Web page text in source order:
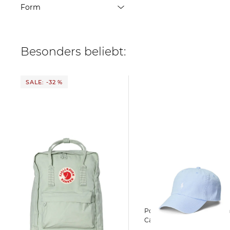
Mützen
Form
ÜBERNEHMEN
Besonders beliebt:
SALE: -32 %
FJÄLLRÄVEN |
Tagesrucksack KANKEN
Polo Ralph Lauren | Herren
Cap